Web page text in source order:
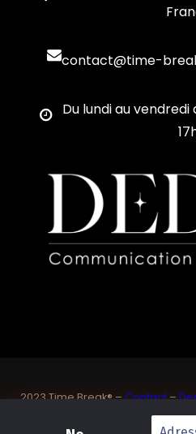
contact@time-
Du lundi au vendredi
2023 Time Break® –Contact–
Sponsoriser un joueur de padel